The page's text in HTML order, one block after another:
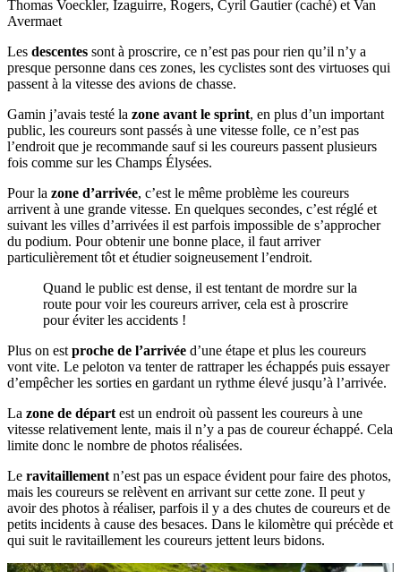
Thomas Voeckler, Izaguirre, Rogers, Cyril Gautier (caché) et Van
Avermaet
Les descentes sont à proscrire, ce n’est pas pour rien qu’il n’y a
presque personne dans ces zones, les cyclistes sont des virtuoses qui
passent à la vitesse des avions de chasse.
Gamin j’avais testé la zone avant le sprint, en plus d’un important
public, les coureurs sont passés à une vitesse folle, ce n’est pas
l’endroit que je recommande sauf si les coureurs passent plusieurs
fois comme sur les Champs Élysées.
Pour la zone d’arrivée, c’est le même problème les coureurs
arrivent à une grande vitesse. En quelques secondes, c’est réglé et
suivant les villes d’arrivées il est parfois impossible de s’approcher
du podium. Pour obtenir une bonne place, il faut arriver
particulièrement tôt et étudier soigneusement l’endroit.
Quand le public est dense, il est tentant de mordre sur la
route pour voir les coureurs arriver, cela est à proscrire
pour éviter les accidents !
Plus on est proche de l’arrivée d’une étape et plus les coureurs
vont vite. Le peloton va tenter de rattraper les échappés puis essayer
d’empêcher les sorties en gardant un rythme élevé jusqu’à l’arrivée.
La zone de départ est un endroit où passent les coureurs à une
vitesse relativement lente, mais il n’y a pas de coureur échappé. Cela
limite donc le nombre de photos réalisées.
Le ravitaillement n’est pas un espace évident pour faire des photos,
mais les coureurs se relèvent en arrivant sur cette zone. Il peut y
avoir des photos à réaliser, parfois il y a des chutes de coureurs et de
petits incidents à cause des besaces. Dans le kilomètre qui précède et
qui suit le ravitaillement les coureurs jettent leurs bidons.